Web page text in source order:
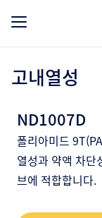
고내열성
ND1007D
폴리아미드
열성과 약액 차단
브에 적합합니다.